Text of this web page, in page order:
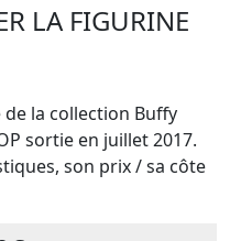
LA FIGURINE
la collection Buffy
sortie en juillet 2017.
son prix / sa côte